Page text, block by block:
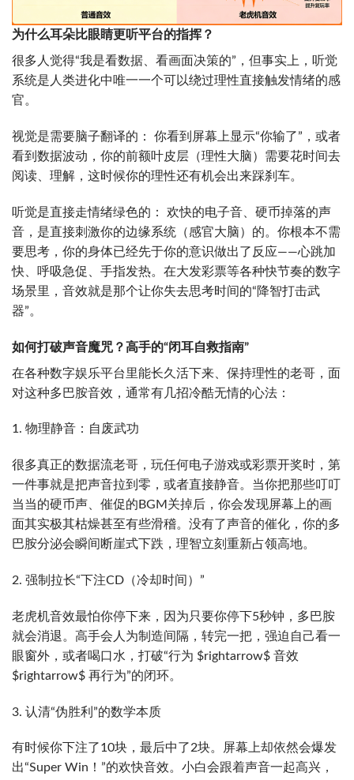
为什么耳朵比眼睛更听平台的指挥？
很多人觉得“我是看数据、看画面决策的”，但事实上，听觉
系统是人类进化中唯一一个可以绕过理性直接触发情绪的感
官。
视觉是需要脑子翻译的： 你看到屏幕上显示“你输了”，或者
看到数据波动，你的前额叶皮层（理性大脑）需要花时间去
阅读、理解，这时候你的理性还有机会出来踩刹车。
听觉是直接走情绪绿色的： 欢快的电子音、硬币掉落的声
音，是直接刺激你的边缘系统（感官大脑）的。你根本不需
要思考，你的身体已经先于你的意识做出了反应——心跳加
快、呼吸急促、手指发热。在大发彩票等各种快节奏的数字
场景里，音效就是那个让你失去思考时间的“降智打击武
器”。
如何打破声音魔咒？高手的“闭耳自救指南”
在各种数字娱乐平台里能长久活下来、保持理性的老哥，面
对这种多巴胺音效，通常有几招冷酷无情的心法：
1. 物理静音：自废武功
很多真正的数据流老哥，玩任何电子游戏或彩票开奖时，第
一件事就是把声音拉到零，或者直接静音。当你把那些叮叮
当当的硬币声、催促的BGM关掉后，你会发现屏幕上的画
面其实极其枯燥甚至有些滑稽。没有了声音的催化，你的多
巴胺分泌会瞬间断崖式下跌，理智立刻重新占领高地。
2. 强制拉长“下注CD（冷却时间）”
老虎机音效最怕你停下来，因为只要你停下5秒钟，多巴胺
就会消退。高手会人为制造间隔，转完一把，强迫自己看一
眼窗外，或者喝口水，打破“行为 $rightarrow$ 音效
$rightarrow$ 再行为”的闭环。
3. 认清“伪胜利”的数学本质
有时候你下注了10块，最后中了2块。屏幕上却依然会爆发
出“Super Win！”的欢快音效。小白会跟着声音一起高兴，